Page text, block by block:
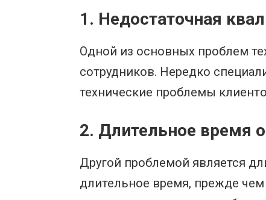
1. Недостаточная
Одной из основных проблем
сотрудников. Нередко
технические проблемы
2. Длительное время
Другой проблемой является
длительное время, прежде